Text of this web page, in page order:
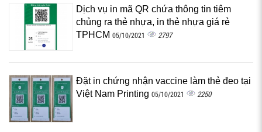
Dịch vụ in mã QR chứa thông tin tiêm
chủng ra thẻ nhựa, in thẻ nhựa giá rẻ
TPHCM 05/10/2021 2797
Đặt in chứng nhận vaccine làm thẻ đeo tại
Việt Nam Printing 05/10/2021 2250